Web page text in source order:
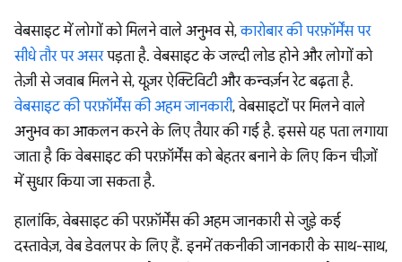
वेबसाइट में लोगों को मिलने वाले अनुभव से,कारोबार की परफ़ॉर्मेंस पर
सीधे तौर पर असरपड़ता है. वेबसाइट के जल्दी लोड होने और लोगों को
तेज़ी से जवाब मिलने से, यूज़र ऐक्टिविटी और कन्वर्ज़न रेट बढ़ता है.
वेबसाइट की परफ़ॉर्मेंस की अहम जानकारी, वेबसाइटों पर मिलने वाले
अनुभव का आकलन करने के लिए तैयार की गई है. इससे यह पता लगाया
जाता है कि वेबसाइट की परफ़ॉर्मेंस को बेहतर बनाने के लिए किन चीज़ों
में सुधार किया जा सकता है.
हालांकि, वेबसाइट की परफ़ॉर्मेंस की अहम जानकारी से जुड़े कई
दस्तावेज़, वेब डेवलपर के लिए हैं. इनमें तकनीकी जानकारी के साथ-साथ,